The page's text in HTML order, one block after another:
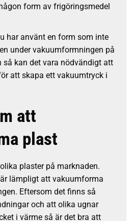
form av frigöringsmedel
har använt en form som inte
under vakuumformningen på
så kan det vara nödvändigt att
att skapa ett vakuumtryck i
att
plast
plaster på marknaden.
lämpligt att vakuumforma
Eftersom det finns så
och att olika ugnar
i värme så är det bra att